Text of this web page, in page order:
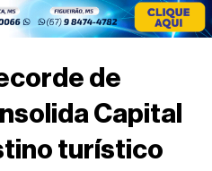
de
Capital
turístico